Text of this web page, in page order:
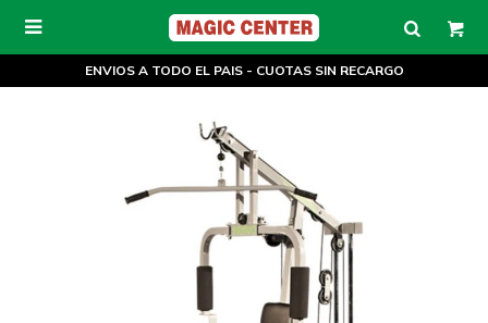

ENVIOS A TODO EL PAIS - CUOTAS SIN RECARGO